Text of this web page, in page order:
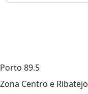
Porto 89.5
Zona Centro e Ribatejo